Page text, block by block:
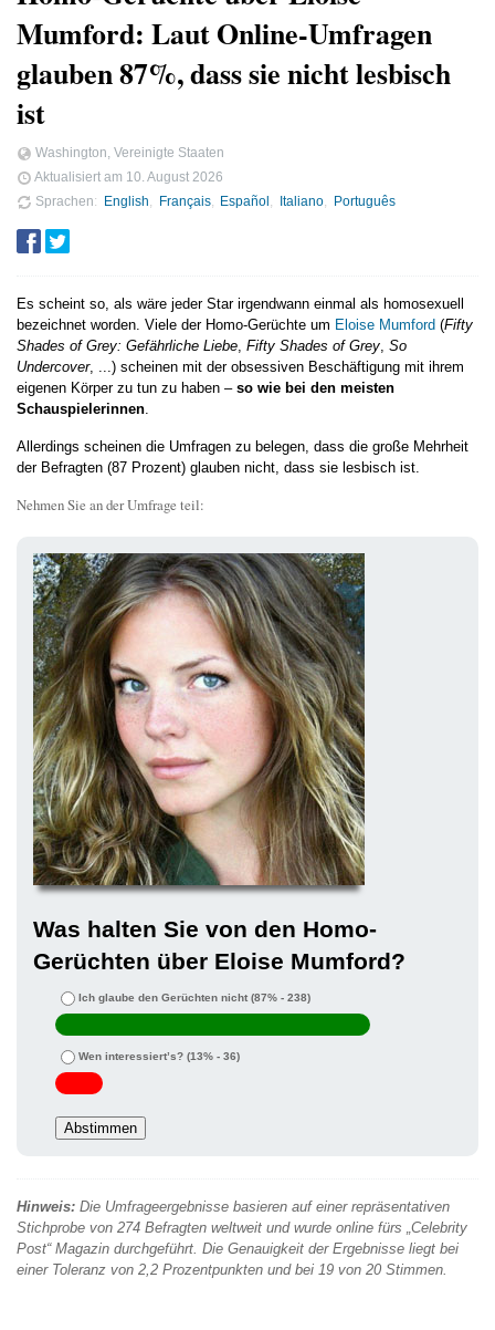
Mumford: Laut Online-Umfragen
glauben 87%, dass sie nicht lesbisch
ist
Washington, Vereinigte Staaten
Aktualisiert am 10. August 2026
Sprachen
English Français Español Italiano Português
Es scheint so, als wäre jeder Star irgendwann einmal als homosexuell
bezeichnet worden. Viele der Homo-Gerüchte um Eloise Mumford (Fifty
Shades of Grey: Gefährliche Liebe, Fifty Shades of Grey, So
Undercover, ...) scheinen mit der obsessiven Beschäftigung mit ihrem
eigenen Körper zu tun zu haben – so wie bei den meisten
Schauspielerinnen.
Allerdings scheinen die Umfragen zu belegen, dass die große Mehrheit
der Befragten (87 Prozent) glauben nicht, dass sie lesbisch ist.
Nehmen Sie an der Umfrage teil:
Was halten Sie von den Homo-
Gerüchten über Eloise Mumford?
Ich glaube den Gerüchten nicht(87% - 238)
Wen interessiert’s? (13% - 36)
Hinweis: Die Umfrageergebnisse basieren auf einer repräsentativen
Stichprobe von 274 Befragten weltweit und wurde online fürs „Celebrity
Post“ Magazin durchgeführt. Die Genauigkeit der Ergebnisse liegt bei
einer Toleranz von 2,2 Prozentpunkten und bei 19 von 20 Stimmen.